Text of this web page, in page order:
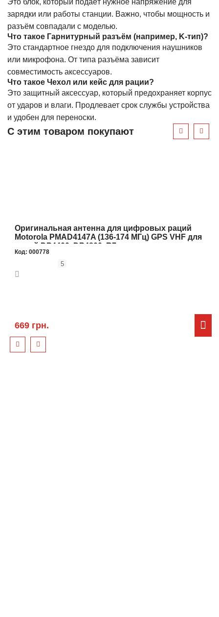
Это блок, который подаёт нужное напряжение для
зарядки или работы станции. Важно, чтобы мощность и
разъём совпадали с моделью.
Что такое Гарнитурный разъём (например, K-тип)?
Это стандартное гнездо для подключения наушников
или микрофона. От типа разъёма зависит
совместимость аксессуаров.
Что такое Чехол или кейс для рации?
Это защитный аксессуар, который предохраняет корпус
от ударов и влаги. Продлевает срок службы устройства
и удобен для переноски.
С этим товаром покупают
Оригинальная антенна для цифровых раций
Motorola PMAD4147A (136-174 МГц) GPS VHF для
раций DP4400, DP4800, R7
Код: 000778
5
669 грн.